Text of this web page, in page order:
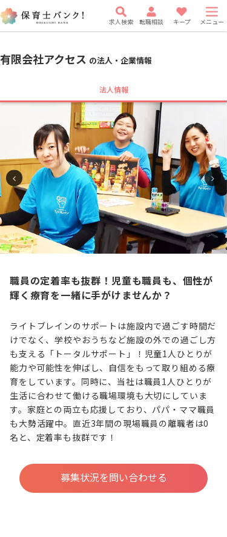
求人検索 転職相談 キープ メニュー
有限会社アクセス の法人・企業情報
法人情報
職員の定着率も抜群！児童も職員も、個性が
輝く療育を一緒に手がけませんか？
ライトブレインのサポートは施設内で過ごす時間だ
けでなく、学校やおうちなど施設の外での過ごし方
も支える「トータルサポート」！児童1人ひとりが
能力や可能性を伸ばし、自信をもって取り組める療
育をしています。同時に、当社は職員1人ひとりが
生活に合わせて働ける職場環境も大切にしていま
す。家庭との両立も応援しており、パパ・ママ職員
も大勢活躍中。直近3年間の現場職員の離職者は0
名と、定着率も抜群です！
募集状況を問い合わせる